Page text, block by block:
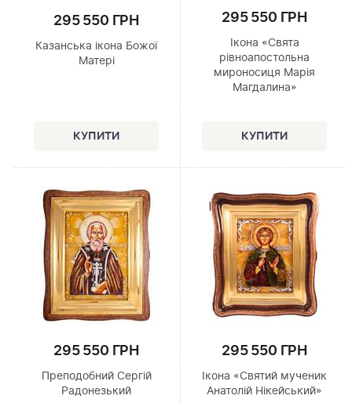
295 550 ГРН
Казанська ікона Божої
Матері
295 550 ГРН
Ікона «Свята
рівноапостольна
мироносиця Марія
Магдалина»
295 550 ГРН
Преподобний Сергій
Радонезький
295 550 ГРН
Ікона «Святий мученик
Анатолій Нікейський»